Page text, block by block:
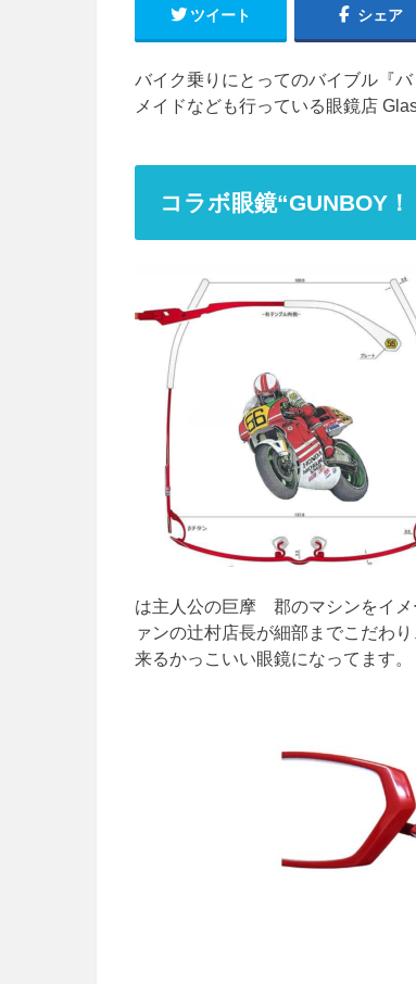
ツイート シェア
バイク乗りにとってのバイブル『
メイドなども行っている眼鏡店
コラボ眼鏡“GUNBOY！
は主人公の巨摩 郡のマシンをイメ
ァンの辻村店長が細部までこだわ
来るかっこいい眼鏡になってます。